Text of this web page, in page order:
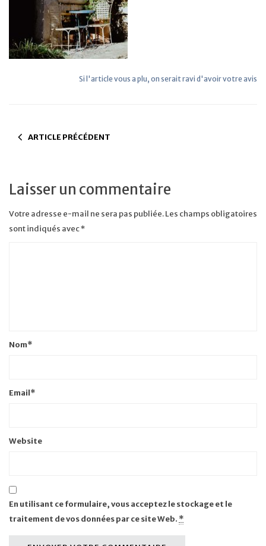
Si l'article vous a plu, on serait ravi d'avoir votre avis
ARTICLE PRÉCÉDENT
Laisser un commentaire
Votre adresse e-mail ne sera pas publiée.Les champs obligatoires
sont indiqués avec*
Nom*
Email*
Website
En utilisant ce formulaire, vous acceptez le stockage et le
traitement de vos données par ce site Web. *